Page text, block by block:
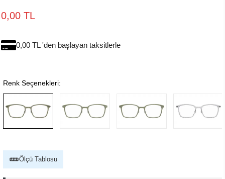
0,00 TL
0,00 TL 'den başlayan taksitlerle
Renk Seçenekleri:
Ölçü Tablosu